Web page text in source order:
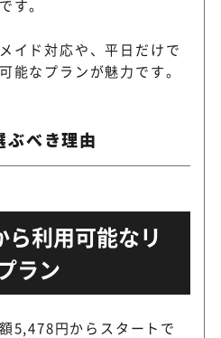
す。
イド対応や、平日だけで
能なプランが魅力です。
ぶべき理由
利用可能なリ
ラン
5,478円からスタートで